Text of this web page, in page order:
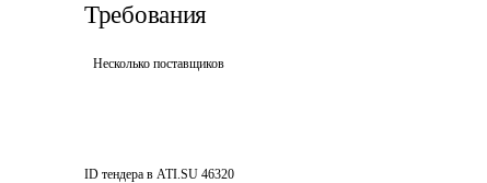
Требования
Несколько поставщиков
ID тендера в ATI.SU 46320